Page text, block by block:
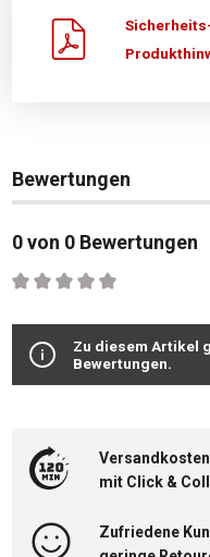
Bewertungen
0 von 0 Bewertungen
Durchschnittliche
Zu diesem Artikel
Bewertungen.
mit Click &
Zufriedene